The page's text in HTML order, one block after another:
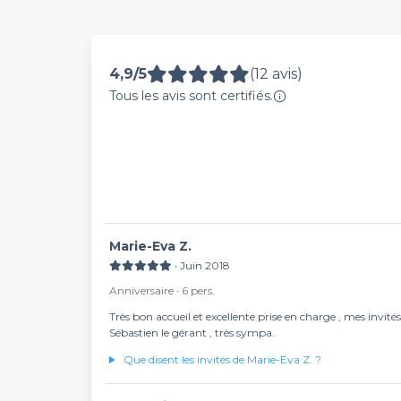
4,9/5 (12 avis)
Tous les avis sont certifiés.
Marie-Eva Z.
∙ Juin 2018
Anniversaire ∙ 6 pers.
Très bon accueil et excellente prise en charge , mes
Sébastien le gérant , très sympa.
Que disent les invités de Marie-Eva Z. ?